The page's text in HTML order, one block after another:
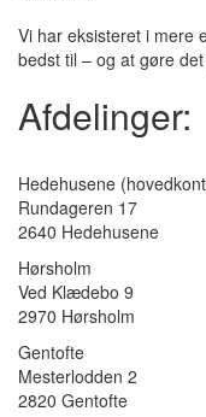
Vi har eksisteret i mere
bedst til – og at gøre
Afdelinger:
Hedehusene
Rundageren 17
2640 Hedehusene
Hørsholm
Ved Klædebo 9
2970 Hørsholm
Gentofte
Mesterlodden 2
2820 Gentofte